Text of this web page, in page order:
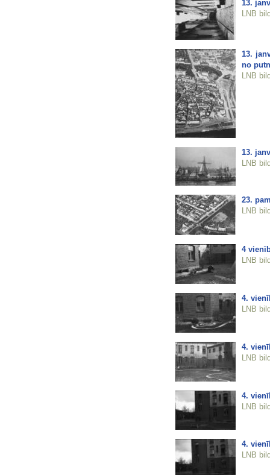
13.
LNB
13.
no
LNB
13.
LNB
23.
LNB
4
LNB
4.
LNB
4.
LNB
4.
LNB
4.
LNB